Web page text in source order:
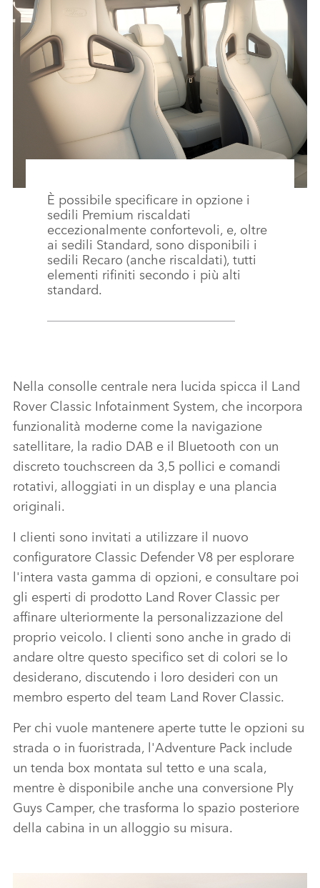
È possibile specificare in opzione i
sedili Premium riscaldati
eccezionalmente confortevoli, e, oltre
ai sedili Standard, sono disponibili i
sedili Recaro (anche riscaldati), tutti
elementi rifiniti secondo i più alti
standard.
Nella consolle centrale nera lucida spicca il Land
Rover Classic Infotainment System, che incorpora
funzionalità moderne come la navigazione
satellitare, la radio DAB e il Bluetooth con un
discreto touchscreen da 3,5 pollici e comandi
rotativi, alloggiati in un display e una plancia
originali.
I clienti sono invitati a utilizzare il nuovo
configuratore Classic Defender V8 per esplorare
l'intera vasta gamma di opzioni, e consultare poi
gli esperti di prodotto Land Rover Classic per
affinare ulteriormente la personalizzazione del
proprio veicolo. I clienti sono anche in grado di
andare oltre questo specifico set di colori se lo
desiderano, discutendo i loro desideri con un
membro esperto del team Land Rover Classic.
Per chi vuole mantenere aperte tutte le opzioni su
strada o in fuoristrada, l'Adventure Pack include
un tenda box montata sul tetto e una scala,
mentre è disponibile anche una conversione Ply
Guys Camper, che trasforma lo spazio posteriore
della cabina in un alloggio su misura.